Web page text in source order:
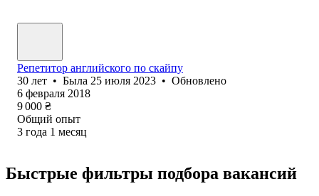
Репетитор английского по скайпу
30 лет • Была 25 июля 2023 • Обновлено
6 февраля 2018
9 000 ₴
Общий опыт
3 года 1 месяц
Быстрые фильтры подбора вакансий